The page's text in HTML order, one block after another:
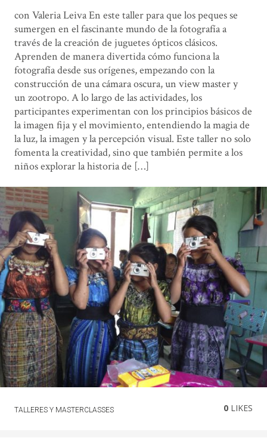
con Valeria Leiva En este taller para que los peques se
sumergen en el fascinante mundo de la fotografía a
través de la creación de juguetes ópticos clásicos.
Aprenden de manera divertida cómo funciona la
fotografía desde sus orígenes, empezando con la
construcción de una cámara oscura, un view master y
un zootropo. A lo largo de las actividades, los
participantes experimentan con los principios básicos de
la imagen fija y el movimiento, entendiendo la magia de
la luz, la imagen y la percepción visual. Este taller no solo
fomenta la creatividad, sino que también permite a los
niños explorar la historia de […]
TALLERES Y MASTERCLASSES 0 LIKES